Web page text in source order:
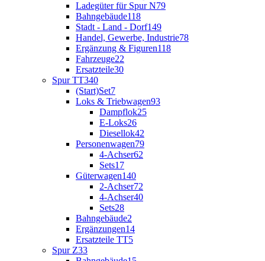
Ladegüter für Spur N79
Bahngebäude118
Stadt - Land - Dorf149
Handel, Gewerbe, Industrie78
Ergänzung & Figuren118
Fahrzeuge22
Ersatzteile30
Spur TT340
(Start)Set7
Loks & Triebwagen93
Dampflok25
E-Loks26
Diesellok42
Personenwagen79
4-Achser62
Sets17
Güterwagen140
2-Achser72
4-Achser40
Sets28
Bahngebäude2
Ergänzungen14
Ersatzteile TT5
Spur Z33